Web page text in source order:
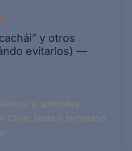
y otros
evitarlos) —
si aprendes
Chile, tarde o temprano